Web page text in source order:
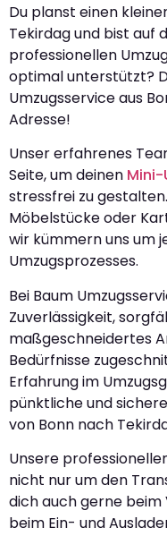
Du planst einen
Tekirdag und bist auf
professionellen
optimal unterstützt?
Umzugsservice aus
Adresse!
Unser erfahrenes
Seite, um deinen Mini-
stressfrei zu
Möbelstücke oder
wir kümmern uns um
Umzugsprozesses.
Bei Baum
Zuverlässigkeit,
maßgeschneidertes
Bedürfnisse
Erfahrung im
pünktliche und
von Bonn nach
Unsere
nicht nur um den
dich auch gerne
beim Ein- und